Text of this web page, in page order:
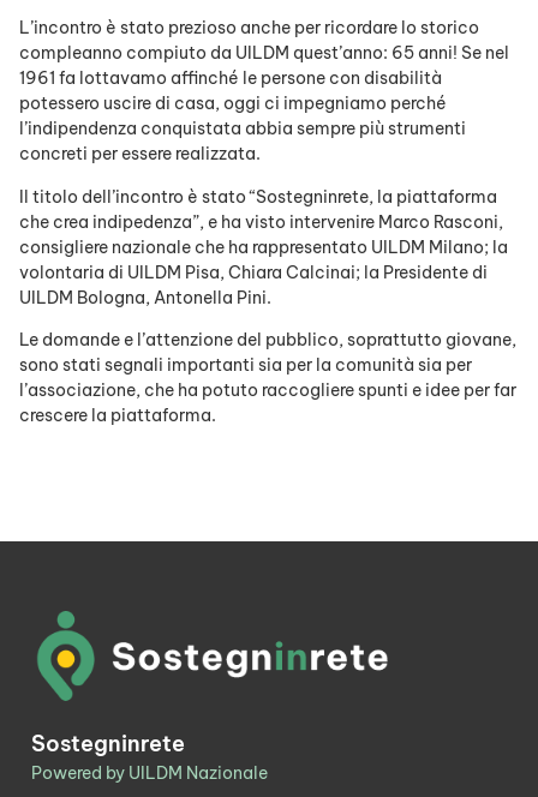
L’incontro è stato prezioso anche per ricordare lo storico
compleanno compiuto da UILDM quest’anno: 65 anni! Se nel
1961 fa lottavamo affinché le persone con disabilità
potessero uscire di casa, oggi ci impegniamo perché
l’indipendenza conquistata abbia sempre più strumenti
concreti per essere realizzata.
Il titolo dell’incontro è stato “Sostegninrete, la piattaforma
che crea indipedenza”, e ha visto intervenire Marco Rasconi,
consigliere nazionale che ha rappresentato UILDM Milano; la
volontaria di UILDM Pisa, Chiara Calcinai; la Presidente di
UILDM Bologna, Antonella Pini.
Le domande e l’attenzione del pubblico, soprattutto giovane,
sono stati segnali importanti sia per la comunità sia per
l’associazione, che ha potuto raccogliere spunti e idee per far
crescere la piattaforma.
Sostegninrete
Powered by UILDM Nazionale